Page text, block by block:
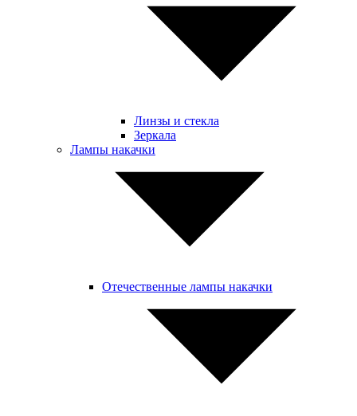
Линзы и стекла
Зеркала
Лампы накачки
Отечественные лампы накачки